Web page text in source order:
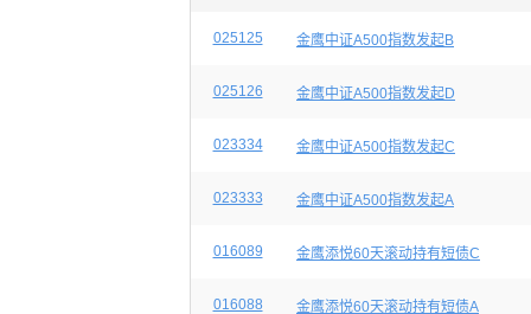
025125 金鹰中证A500指数发起B
025126 金鹰中证A500指数发起D
023334 金鹰中证A500指数发起C
023333 金鹰中证A500指数发起A
016089 金鹰添悦60天滚动持有短债C
016088 金鹰添悦60天滚动持有短债A